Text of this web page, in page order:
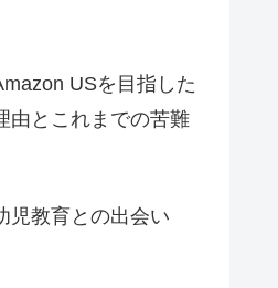
USを目指した
由とこれまでの苦難
児教育との出会い